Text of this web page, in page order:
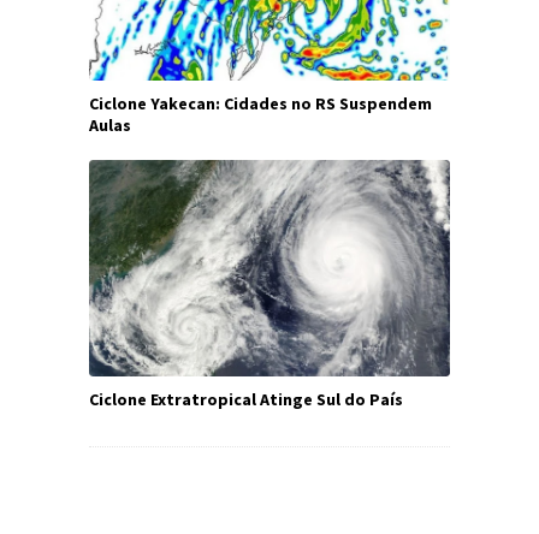
Ciclone Yakecan: Cidades no RS Suspendem
Aulas
Ciclone Extratropical Atinge Sul do País